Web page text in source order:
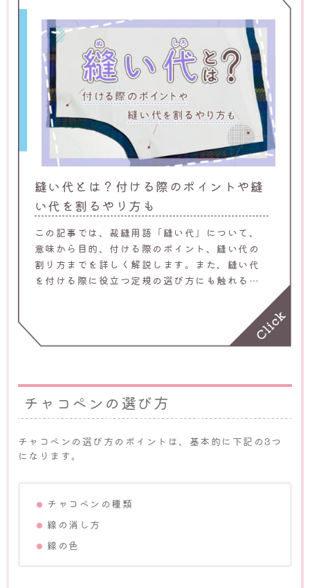
縫い代とは？付ける際のポイントや縫
い代を割るやり方も
この記事では、裁縫用語「縫い代」について、
意味から目的、付ける際のポイント、縫い代の
割り方までを詳しく解説します。また、縫い代
を付ける際に役立つ定規の選び方にも触れるた
チャコペンの選び方
チャコペンの選び方のポイントは、基本的に下記の3つ
になります。
チャコペンの種類
線の消し方
線の色